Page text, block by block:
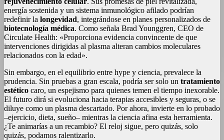
energía sostenida y un sistema inmunológico afilado podrían
redefinir la longevidad, integrándose en planes personalizados de
biotecnología médica. Como señala Brad Younggren, CEO de
Circulate Health: «Proporciona evidencia convincente de que
intervenciones dirigidas al plasma alteran cambios moleculares
relacionados con la edad».
Sin embargo, en el equilibrio entre hype y ciencia, prevalece la
prudencia. Sin pruebas a gran escala, podría ser solo un tratamiento
estético caro, un espejismo para quienes temen el tiempo inexorable.
El futuro dirá si evoluciona hacia terapias accesibles y seguras, o se
diluye como un plasma descartado. Por ahora, invierte en lo probado
–ejercicio, dieta, sueño– mientras la ciencia afina esta herramienta.
¿Te animarías a un recambio? El reloj sigue, pero quizás, solo
quizás, podamos ralentizarlo.